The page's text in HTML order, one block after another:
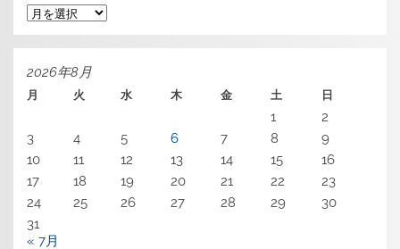
ア
ー
カ
イ
2026年8月
月 火 水 木 金 土 日
1
2
3
4 5 6 7 8
9
10
11 12 13 14 15
16
17
18 19 20 21 22
23
24
25 26 27 28 29
30
31
« 7月